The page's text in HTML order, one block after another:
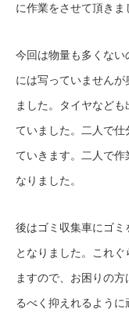
に作業をさせて頂きま
今回は物量も多くな
には写っていません
ました。タイヤなど
ていました。二人で
ていきます。二人で
なりました。
後はゴミ収集車にゴミ
となりました。これ
ますので、お困りの
るべく抑えれるよう